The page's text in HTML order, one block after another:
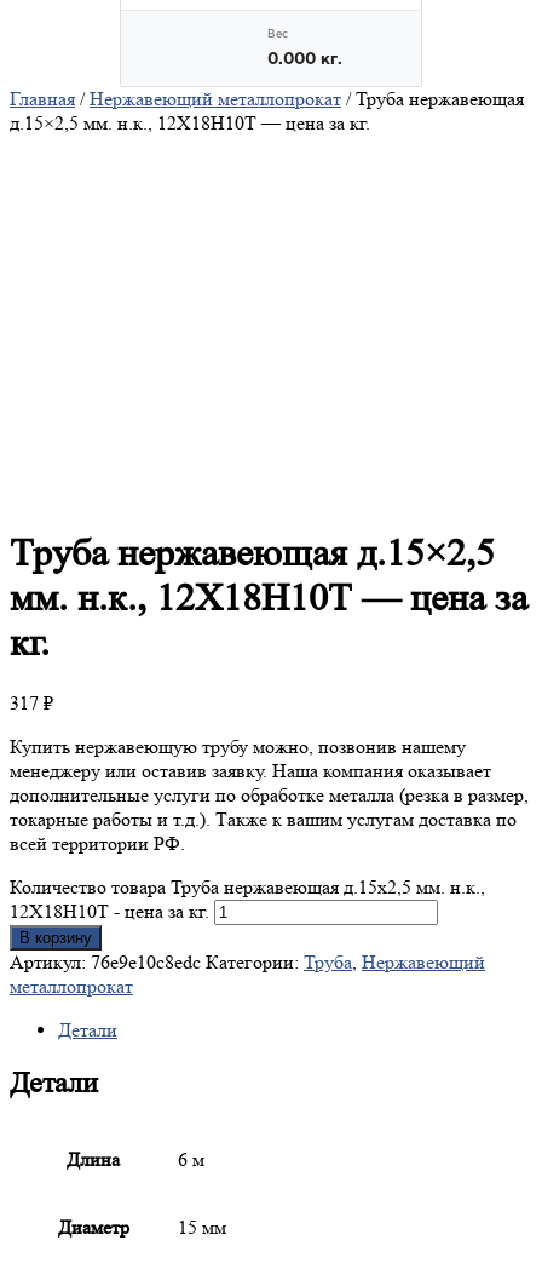
Главная /Нержавеющий металлопрокат / Труба нержавеющая
д.15×2,5 мм. н.к., 12Х18Н10Т — цена за кг.
Трубанержавеющая д.15×2,5
мм. н.к., 12Х18Н10Т — цена за
кг.
317 ₽
Купить нержавеющую трубу можно, позвонив нашему
менеджеру или оставив заявку. Наша компания оказывает
дополнительные услуги по обработке металла (резка в размер,
токарные работы и т.д.). Также к вашим услугам доставка по
всей территории РФ.
Количество товара Труба нержавеющая д.15x2,5 мм. н.к.,
12Х18Н10Т - цена за кг.
В корзину
Артикул: 76e9e10c8edc Категории: Труба, Нержавеющий
металлопрокат
Детали
Детали
Длина 6 м
Диаметр 15 мм